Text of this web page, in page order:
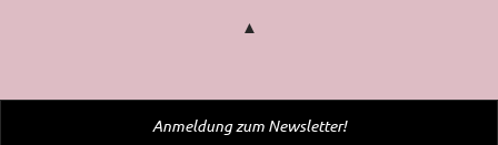
Anmeldung zum Newsletter!
WordPress Cookie Plugin von Real Cookie Banner